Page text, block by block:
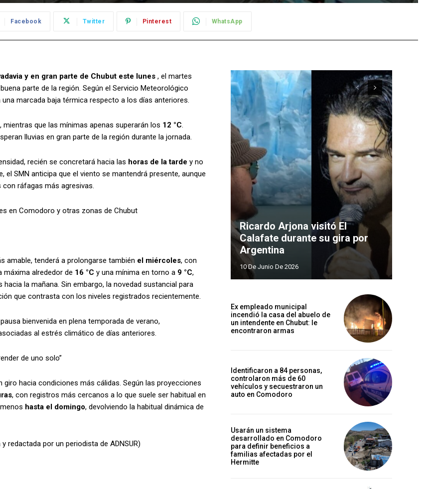
Facebook Twitter Pinterest WhatsApp
y en gran parte de Chubut este lunes , el martes
parte de la región. Según el Servicio Meteorológico
una marcada baja térmica respecto a los días anteriores.
, mientras que las mínimas apenas superarán los 12 °C.
lluvias en gran parte de la región durante la jornada.
recién se concretará hacia las horas de la tarde y no
el SMN anticipa que el viento se mantendrá presente, aunque
ráfagas más agresivas.
en Comodoro y otras zonas de Chubut
amable, tenderá a prolongarse también el miércoles, con
máxima alrededor de 16 °C y una mínima en torno a 9 °C,
la mañana. Sin embargo, la novedad sustancial para
que contrasta con los niveles registrados recientemente.
bienvenida en plena temporada de verano,
al estrés climático de días anteriores.
de uno solo”
hacia condiciones más cálidas. Según las proyecciones
, con registros más cercanos a lo que suele ser habitual en
hasta el domingo, devolviendo la habitual dinámica de
redactada por un periodista de ADNSUR)
Ricardo Arjona visitó El
Calafate durante su gira por
Argentina
10 De Junio De 2026
Ex empleado municipal
incendió la casa del abuelo de
un intendente en Chubut: le
encontraron armas
Identificaron a 84 personas,
controlaron más de 60
vehículos y secuestraron un
auto en Comodoro
Usarán un sistema
desarrollado en Comodoro
para definir beneficios a
familias afectadas por el
Hermitte